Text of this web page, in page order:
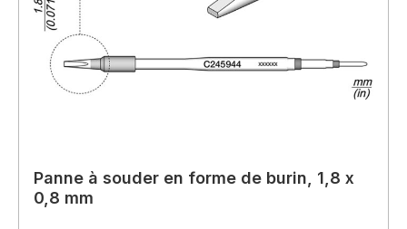
Panne à souder en forme de burin, 1,8 x
0,8 mm